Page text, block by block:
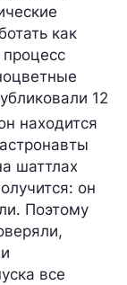
как
12
находится
шаттлах
он
Поэтому
все